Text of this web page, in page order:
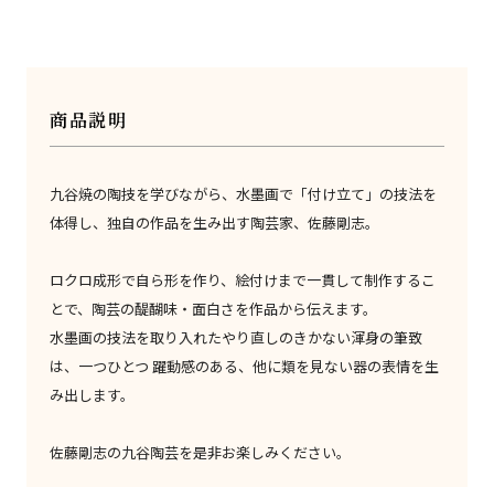
商品説明
九谷焼の陶技を学びながら、水墨画で「付け立て」の技法を
体得し、独自の作品を生み出す陶芸家、佐藤剛志。
ロクロ成形で自ら形を作り、絵付けまで一貫して制作するこ
とで、陶芸の醍醐味・面白さを作品から伝えます。
水墨画の技法を取り入れたやり直しのきかない渾身の筆致
は、一つひとつ 躍動感のある、他に類を見ない器の表情を生
み出します。
佐藤剛志の九谷陶芸を是非お楽しみください。